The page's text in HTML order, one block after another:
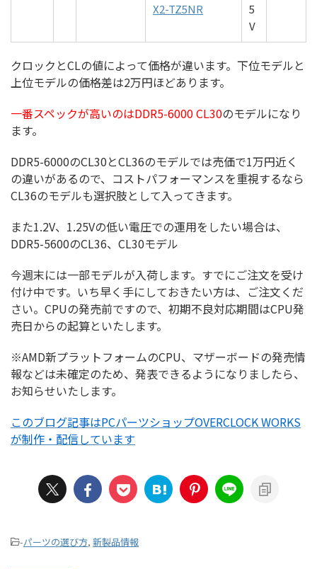
X2-TZ5NR
5
V
クロックとCLの値によって価格が違います。下位モデルと
上位モデルの価格差は2万円ほどあります。
一番スペックが高いのはDDR5-6000 CL30のモデルになり
ます。
DDR5-6000のCL30とCL36のモデルでは売価で1万円近く
の違いがあるので、コストパフォーマンスを重視するなら
CL36のモデルも選択肢として入ってきます。
また1.2V、1.25Vの低い電圧での運用をしたい場合は、
DDR5-5600のCL36、CL30モデル
今週末には一部モデルが入荷します。すでにご注文を受け
付け中です。いち早く手にしておきたい方は、ご注文くだ
さい。CPUの発売前ですので、初期不良対応期間はCPU発
売日からの起算といたします。
※AMD新プラットフォームのCPU、マザーボードの発売情
報などは未確定のため、発表できるようになりましたら、
お知らせいたします。
このブログ記事はPCパーツショップOVERCLOCK WORKS
が制作・配信しています
-パーツの選び方, 新製品情報